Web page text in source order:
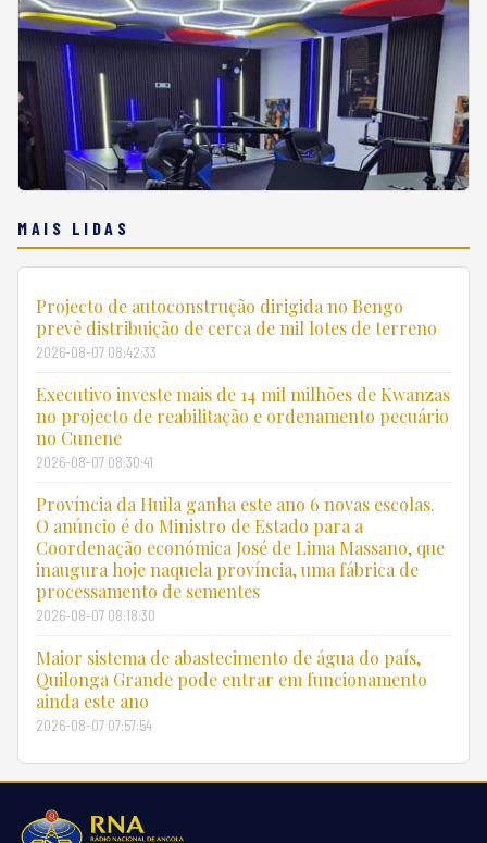
MAIS LIDAS
Projecto de autoconstrução dirigida no Bengo
prevê distribuição de cerca de mil lotes de terreno
2026-08-07 08:42:33
Executivo investe mais de 14 mil milhões de Kwanzas
no projecto de reabilitação e ordenamento pecuário
no Cunene
2026-08-07 08:30:41
Província da Huila ganha este ano 6 novas escolas.
O anúncio é do Ministro de Estado para a
Coordenação económica José de Lima Massano, que
inaugura hoje naquela província, uma fábrica de
processamento de sementes
2026-08-07 08:18:30
Maior sistema de abastecimento de água do país,
Quilonga Grande pode entrar em funcionamento
ainda este ano
2026-08-07 07:57:54